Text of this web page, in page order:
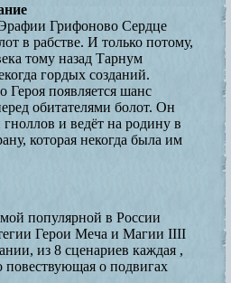
Грифоново Сердце
в рабстве. И только потому,
тому назад Тарнум
гордых созданий.
Героя появляется шанс
обитателями болот. Он
и ведёт на родину в
которая некогда была им
популярной в России
Герои Меча и Магии IIII
из 8 сценариев каждая ,
повествующая о подвигах